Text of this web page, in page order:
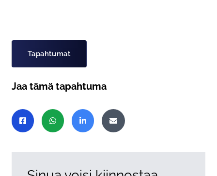
Tapahtumat
Jaa tämä tapahtuma
Jaa sivu
Jaa Facebookissa
Jaa WhatsAppissa
Jaa LinkedInissäJaa sähköpostitse